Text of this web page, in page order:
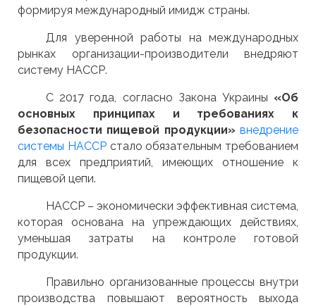
формируя международный имидж страны.
Для уверенной работы на международных
рынках организации-производители внедряют
систему НАССР.
С 2017 года, согласно Закона Украины «Об
основных принципах и требованиях к
безопасности пищевой продукции» внедрение
системы НАССРстало обязательным требованием
для всех предприятий, имеющих отношение к
пищевой цепи.
НАССР – экономически эффективная система,
которая основана на упреждающих действиях,
уменьшая затраты на контроле готовой
продукции.
Правильно организованные процессы внутри
производства повышают вероятность выхода